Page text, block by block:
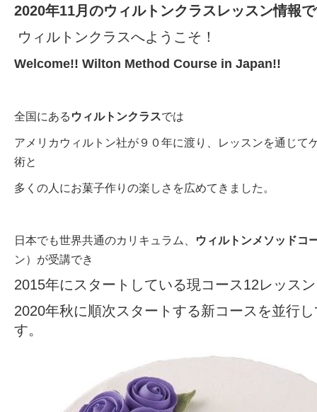
2020年11月のウィルトンクラスレッスン情報
ウィルトンクラスへようこそ！
Welcome!! Wilton Method Course in Japan!!
全国にある ウィルトンクラスでは
アメリカウィルトン社が９０年に渡り、レッスンを通じて
術と
多くの人にお菓子作りの楽しさを広めてきました。
日本でも世界共通のカリキュラム、
ウィルトンメソッドコ
ン）が受講でき
2015年にスタートしている現コース12レッス
2020年秋に順次スタートする新コースを並行
す。